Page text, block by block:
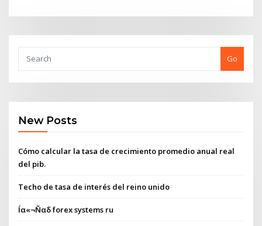
Go
New Posts
Cómo calcular la tasa de crecimiento promedio anual real
del pib.
Techo de tasa de interés del reino unido
Íα«¬Ñαδ forex systems ru